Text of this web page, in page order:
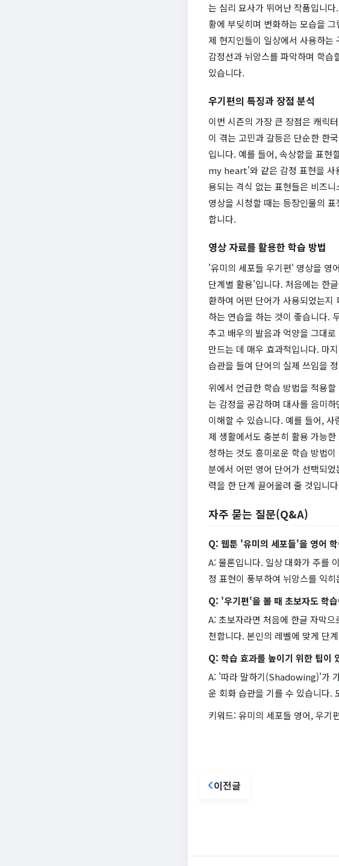
는 심리 묘사가 뛰어난 작품입니
황에 부딪히며 변화하는 모습을
제 현지인들이 일상에서 사용하는
감정선과 뉘앙스를 파악하며 학습
있습니다.
우기편의 특징과 장점 분석
이번 시즌의 가장 큰 장점은 캐릭
이 겪는 고민과 갈등은 단순한 한
입니다. 예를 들어, 속상함을 표
my heart'와 같은 감정 표현을 사
용되는 격식 없는 표현들은 비즈
영상을 시청할 때는 등장인물의
합니다.
영상 자료를 활용한 학습 방법
'유미의 세포들 우기편' 영상을 영
단계별 활용'입니다. 처음에는 한
환하여 어떤 단어가 사용되었는지
하는 연습을 하는 것이 좋습니다.
추고 배우의 발음과 억양을 그대
만드는 데 매우 효과적입니다. 마
습관을 들여 단어의 실제 쓰임을
위에서 언급한 학습 방법을 적용
는 감정을 공감하며 대사를 음미
이해할 수 있습니다. 예를 들어,
제 생활에서도 충분히 활용 가능
청하는 것도 흥미로운 학습 방법
분에서 어떤 영어 단어가 선택되
력을 한 단계 끌어올려 줄 것입니
자주 묻는 질문(Q&A)
Q: 웹툰 '유미의 세포들'을 영어
A: 물론입니다. 일상 대화가 주를
정 표현이 풍부하여 뉘앙스를 익
Q: '우기편'을 볼 때 초보자도 학
A: 초보자라면 처음에 한글 자막
천합니다. 본인의 레벨에 맞게 단
Q: 학습 효과를 높이기 위한 팁이
A: '따라 말하기(Shadowing)'가
운 회화 습관을 기를 수 있습니다.
키워드: 유미의 세포들 영어, 우기
이전글